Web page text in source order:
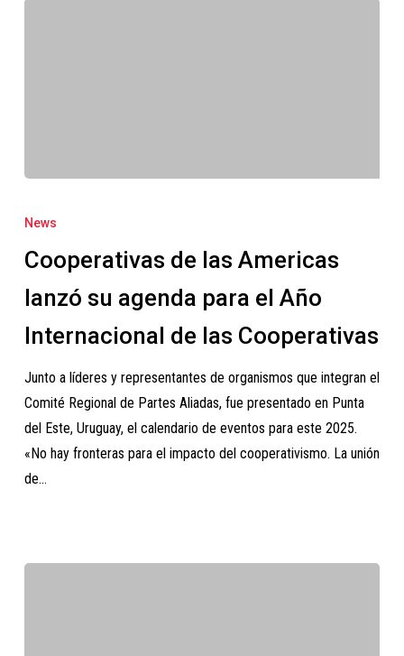
de
Americas
lanzó
agenda
Internacional
News
Cooperativas de las Americas
lanzó su agenda para el Año
Internacional de las Cooperativas
Junto a líderes y representantes de organismos que integran el
Comité Regional de Partes Aliadas, fue presentado en Punta
del Este, Uruguay, el calendario de eventos para este 2025.
«No hay fronteras para el impacto del cooperativismo. La unión
de…